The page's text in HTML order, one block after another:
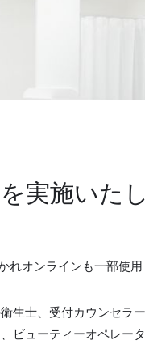
実施いた
オンラインも一部使用
生士、受付カウンセラ
ビューティーオペレー